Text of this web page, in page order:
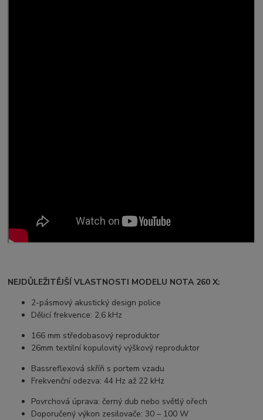
NEJDŮLEŽITĚJŠÍ VLASTNOSTI MODELU NOTA 260 X:
2-pásmový akustický design police
Dělicí frekvence: 2,6 kHz
166 mm středobasový reproduktor
26mm textilní kopulovitý výškový reproduktor
Bassreflexová skříň s portem vzadu
Frekvenční odezva: 44 Hz až 22 kHz
Povrchová úprava: černý dub nebo světlý ořech
Doporučený výkon zesilovače: 30 – 100 W